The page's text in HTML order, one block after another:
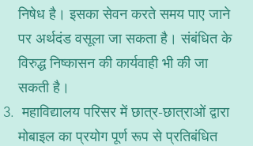
निषेध है। इसका सेवन करते समय पाए जाने
पर अर्थदंड वसूला जा सकता है। संबंधित के
विरुद्ध निष्कासन की कार्यवाही भी की जा
सकती है।
महाविद्यालय परिसर में छात्र-छात्राओं द्वारा
मोबाइल का प्रयोग पूर्ण रूप से प्रतिबंधित